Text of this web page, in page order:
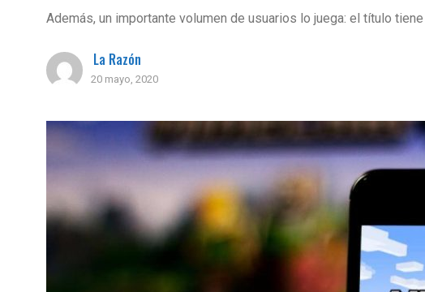
Además, un importante volumen de usuarios lo juega: el título
La Razón
20 mayo, 2020